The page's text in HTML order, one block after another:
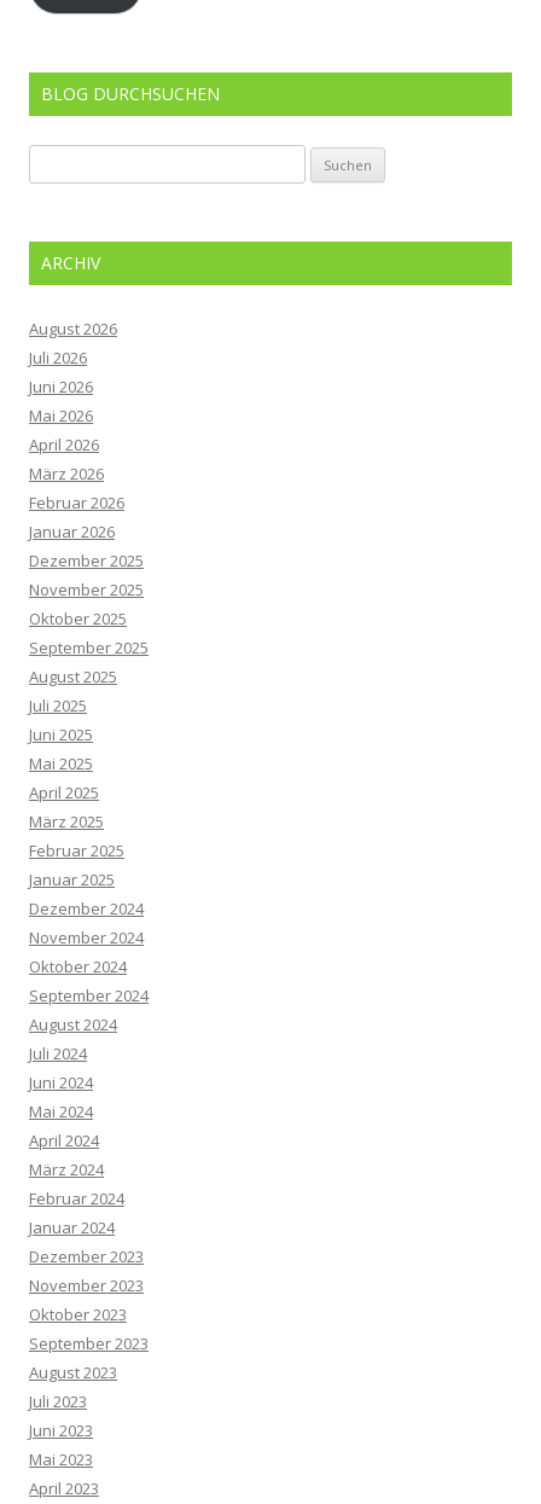
BLOG DURCHSUCHEN
nach:
ARCHIV
August 2026
Juli 2026
Juni 2026
Mai 2026
April 2026
März 2026
Februar 2026
Januar 2026
Dezember 2025
November 2025
Oktober 2025
September 2025
August 2025
Juli 2025
Juni 2025
Mai 2025
April 2025
März 2025
Februar 2025
Januar 2025
Dezember 2024
November 2024
Oktober 2024
September 2024
August 2024
Juli 2024
Juni 2024
Mai 2024
April 2024
März 2024
Februar 2024
Januar 2024
Dezember 2023
November 2023
Oktober 2023
September 2023
August 2023
Juli 2023
Juni 2023
Mai 2023
April 2023